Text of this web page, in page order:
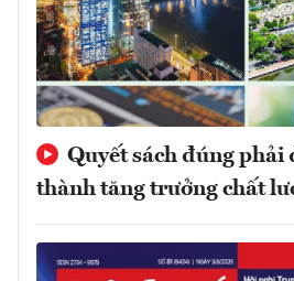
Quyết sách đúng phải
thành tăng trưởng chất